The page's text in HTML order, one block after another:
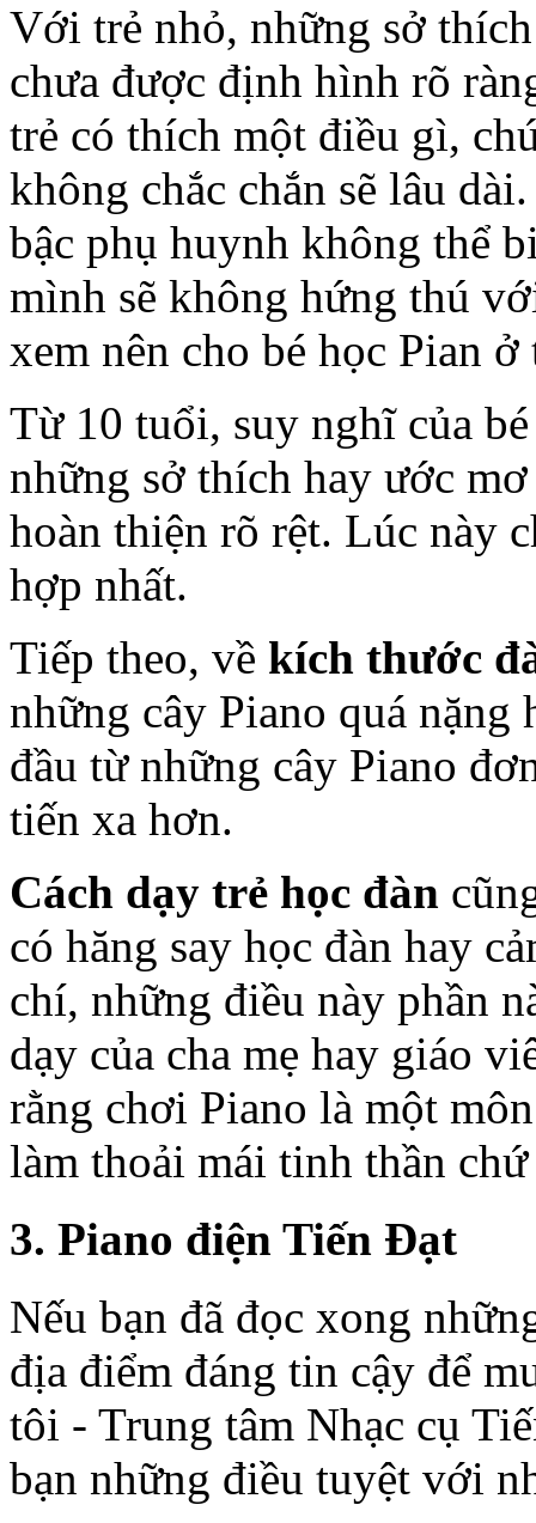
Với trẻ nhỏ, những sở
chưa được định hình rõ
trẻ có thích một điều gì,
không chắc chắn sẽ lâu
bậc phụ huynh không thể
mình sẽ không hứng thú
xem nên cho bé học Pian
Từ 10 tuổi, suy nghĩ của
những sở thích hay ước
hoàn thiện rõ rệt. Lúc này
hợp nhất.
Tiếp theo, về kích thước
những cây Piano quá
đầu từ những cây Piano
tiến xa hơn.
Cách dạy trẻ học đàn
có hăng say học đàn hay
chí, những điều này phần
dạy của cha mẹ hay giáo
rằng chơi Piano là một
làm thoải mái tinh thần
3. Piano điện Tiến Đạt
Nếu bạn đã đọc xong
địa điểm đáng tin cậy để
tôi - Trung tâm Nhạc cụ
bạn những điều tuyệt với